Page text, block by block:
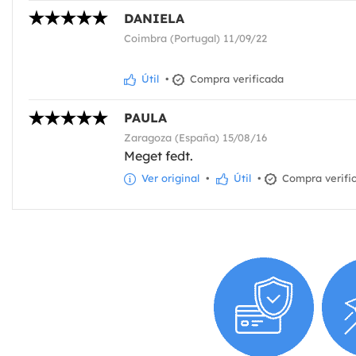
DANIELA
Coimbra (Portugal) 11/09/22
Útil • Compra verificada
PAULA
Zaragoza (España) 15/08/16
Meget fedt.
Ver original • Útil • Compra